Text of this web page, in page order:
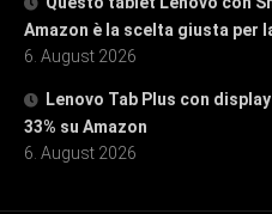
Amazon è la scelta giusta per
6. August 2026
Lenovo Tab Plus con
33% su Amazon
6. August 2026